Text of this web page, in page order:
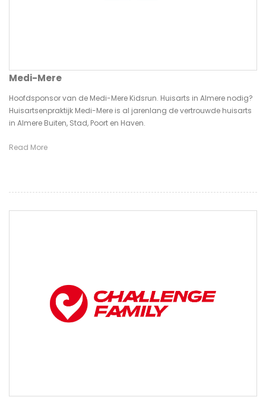
Medi-Mere
Hoofdsponsor van de Medi-Mere Kidsrun. Huisarts in Almere nodig?
Huisartsenpraktijk Medi-Mere is al jarenlang de vertrouwde huisarts
in Almere Buiten, Stad, Poort en Haven.
Read More